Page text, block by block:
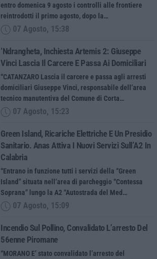
entro domenica 9 agosto i controlli alle frontiere
reintrodotti il primo agosto, dopo la…
07 Agosto, 15:38
‘Ndrangheta, Inchiesta Artemis 2: Giuseppe
Vinci Lascia Il Carcere E Passa Ai Domiciliari
“CATANZARO Lascia il carcere e passa agli arresti
domiciliari Giuseppe Vinci, responsabile dell’area
tecnico manutentiva del Comune di Corta…
07 Agosto, 15:23
Green Island, Ricariche Elettriche E Un Presidio
Sanitario. Anas Attiva I Nuovi Servizi Sull’A2 In
Calabria
“Entrano in funzione tutti i servizi della “Green
Island” situata nell’area di parcheggio “Contessa
Soprana” lungo la A2 “Autostrada del Med…
07 Agosto, 15:09
Incendio Sul Pollino, Convalidato L’arresto Del
56enne Piromane
“MORANO E’ stato convalidato l’arresto del